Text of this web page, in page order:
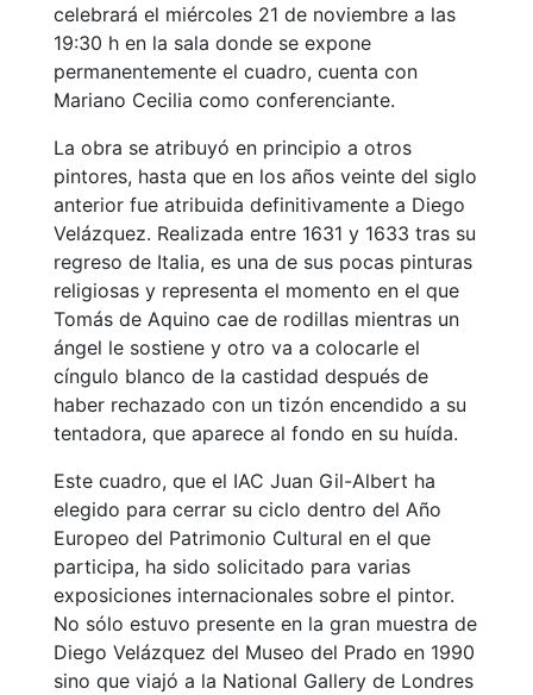
celebrará el miércoles 21 de noviembre a las
19:30 h en la sala donde se expone
permanentemente el cuadro, cuenta con
Mariano Cecilia como conferenciante.
La obra se atribuyó en principio a otros
pintores, hasta que en los años veinte del siglo
anterior fue atribuida definitivamente a Diego
Velázquez. Realizada entre 1631 y 1633 tras su
regreso de Italia, es una de sus pocas pinturas
religiosas y representa el momento en el que
Tomás de Aquino cae de rodillas mientras un
ángel le sostiene y otro va a colocarle el
cíngulo blanco de la castidad después de
haber rechazado con un tizón encendido a su
tentadora, que aparece al fondo en su huída.
Este cuadro, que el IAC Juan Gil-Albert ha
elegido para cerrar su ciclo dentro del Año
Europeo del Patrimonio Cultural en el que
participa, ha sido solicitado para varias
exposiciones internacionales sobre el pintor.
No sólo estuvo presente en la gran muestra de
Diego Velázquez del Museo del Prado en 1990
sino que viajó a la National Gallery de Londres